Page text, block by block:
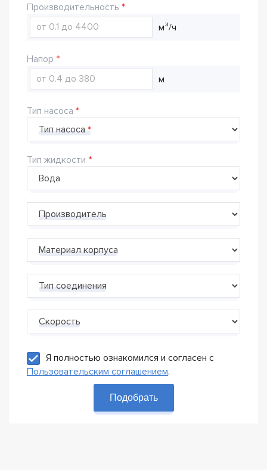
Производительность
м³/ч
Напор
м
Тип насоса
Тип насоса
Тип жидкости
Производитель
Материал корпуса
Тип соединения
Скорость
Я полностью ознакомился и согласен с
Пользовательским соглашением.
Подобрать